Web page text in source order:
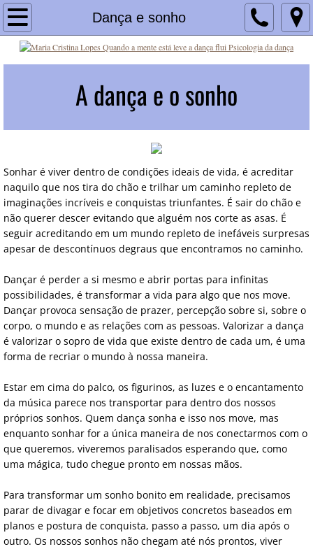
Dança e sonho
Home
Blog
Workshop Psicologia da dança | Curso e
Psicoterapia para bailarinos
Livro "Temas em Psicologia da Dança:
Ecobag e livros Psicologia da Dança
A dança e o sonho
Sonhar é viver dentro de condições ideais de vida, é acreditar
naquilo que nos tira do chão e trilhar um caminho repleto de
imaginações incríveis e conquistas triunfantes. É sair do chão e
não querer descer evitando que alguém nos corte as asas. É
seguir acreditando em um mundo repleto de inefáveis surpresas
apesar de descontínuos degraus que encontramos no caminho.
Dançar é perder a si mesmo e abrir portas para infinitas
possibilidades, é transformar a vida para algo que nos move.
Dançar provoca sensação de prazer, percepção sobre si, sobre o
corpo, o mundo e as relações com as pessoas. Valorizar a dança
é valorizar o sopro de vida que existe dentro de cada um, é uma
forma de recriar o mundo à nossa maneira.
Estar em cima do palco, os figurinos, as luzes e o encantamento
da música parece nos transportar para dentro dos nossos
próprios sonhos. Quem dança sonha e isso nos move, mas
enquanto sonhar for a única maneira de nos conectarmos com o
que queremos, viveremos paralisados esperando que, como
uma mágica, tudo chegue pronto em nossas mãos.
Para transformar um sonho bonito em realidade, precisamos
parar de divagar e focar em objetivos concretos baseados em
planos e postura de conquista, passo a passo, um dia após o
outro. Os nossos sonhos não chegam até nós prontos, viver